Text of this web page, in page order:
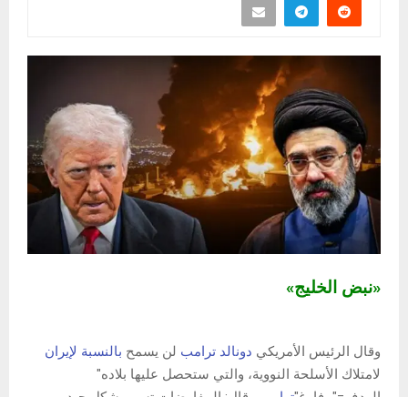
«نبض الخليج»
وقال الرئيس الأمريكي دونالد ترامب لن يسمح بالنسبة لإيران
لامتلاك الأسلحة النووية، والتي ستحصل عليها بلاده"